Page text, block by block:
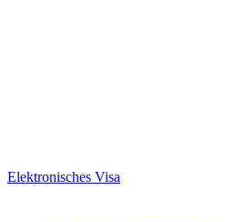
Elektronisches Visa